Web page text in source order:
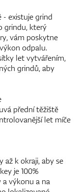
- existuje grind
grindu, který
vám poskytne
odpalu.
let vytvářením,
grindů, aby
přední těžiště
let míče
až k okraji, aby se
je 100%
a výkonu a na